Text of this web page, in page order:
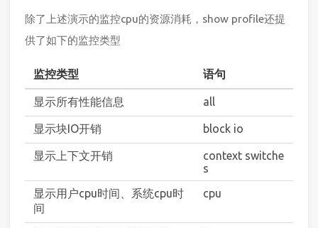
除了上述演示的监控cpu的资源消耗，show profile还提
供了如下的监控类型
监控类型 语句
显示所有性能信息 all
显示块IO开销 block io
显示上下文开销
context switche
s
显示用户cpu时间、系统cpu时
间
cpu